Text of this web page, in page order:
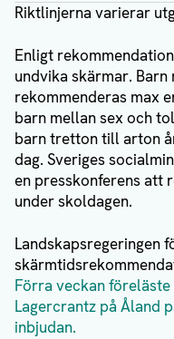
Riktlinjerna varierar
Enligt
undvika skärmar.
rekommenderas max
barn mellan sex och
barn tretton till arton
dag. Sveriges
en presskonferens att
under skoldagen.
Landskapsregeringen
Förra veckan
Lagercrantz på Åland
inbjudan.